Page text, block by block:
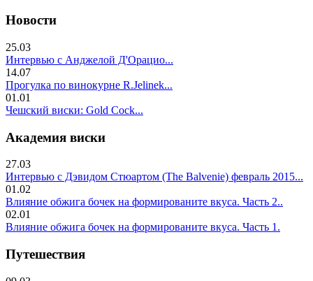
Новости
25.03
Интервью с Анджелой Д'Орацио...
14.07
Прогулка по винокурне R.Jelinek...
01.01
Чешский виски: Gold Cock...
Академия виски
27.03
Интервью с Дэвидом Стюартом (The Balvenie) февраль 2015...
01.02
Влияние обжига бочек на формированите вкуса. Часть 2..
02.01
Влияние обжига бочек на формированите вкуса. Часть 1.
Путешествия